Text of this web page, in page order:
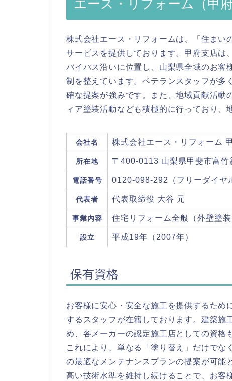
エース・リフォーム（甲
株式会社エース・リフォームは、「住まい
サービスを提供しております。甲府支店は
バイパス沿いに位置し、山梨県全域のお客
制を整えています。ベテランスタッフが多
確な提案が強みです。また、地域貢献活動
ィア塗装活動なども積極的に行っており、
会社名 株式会社エース・リフォーム
所在地 〒400-0113 山梨県甲斐市富竹
電話番号 0120-098-292（フリーダイヤ
代表者 代表取締役 大谷 元
事業内容 住宅リフォーム全般（外壁塗
設立 平成19年（2007年）
保有資格
お客様に安心・安全な施工を提供するため
するスタッフが在籍しております。建築施
め、各メーカーの認定施工店としての資格
これにより、単なる「塗り替え」だけで
の最適なメンテナンスプランの提案が可能
高い技術水準を維持し続けることで、お客